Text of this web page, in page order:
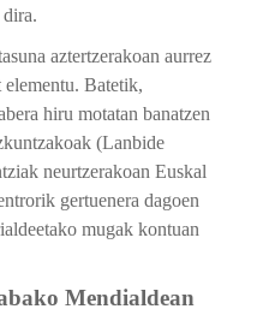
dira.
aztertzerakoan aurrez
Batetik,
hiru motatan banatzen
(Lanbide
neurtzerakoan Euskal
gertuenera dagoen
mugak kontuan
Mendialdean